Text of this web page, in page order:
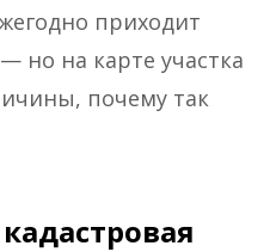
приходит
но на карте участка
почему так